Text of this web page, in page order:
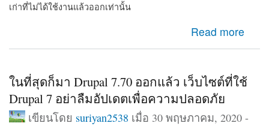
เก่าที่ไม่ได้ใช้งานแล้วออกเท่านั้น
Read more
about มาตามการรอคอย Drupal 9 ออกแล้ว พร้อมอัปเดต
จาก Drupal 8.9 ได้ทันที
ในที่สุดก็มา Drupal 7.70 ออกแล้ว เว็บไซต์ที่ใช้
Drupal 7 อย่าลืมอัปเดตเพื่อความปลอดภัย
เขียนโดย suriyan2538 เมื่อ 30 พฤษภาคม, 2020 -